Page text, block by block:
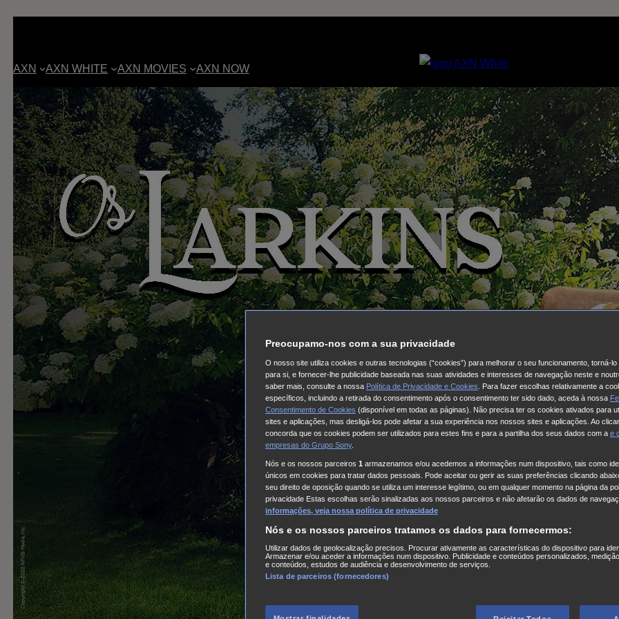
AXN AXN WHITE AXN MOVIES AXN NOW
Preocupamo-nos com a sua privacidade
O nosso site utiliza cookies e outras tecnologias (“cookies”) para melhorar o seu funcionamento, torná-
para si, e fornecer-lhe publicidade baseada nas suas atividades e interesses de navegação neste e
saber mais, consulte a nossa Política de Privacidade e Cookies . Para fazer escolhas relativamente a
específicos, incluindo a retirada do consentimento após o consentimento ter sido dado, aceda à nossa
Consentimento de Cookies (disponível em todas as páginas). Não precisa ter os cookies ativados para
sites e aplicações, mas desligá-los pode afetar a sua experiência nos nossos sites e aplicações. Ao
concorda que os cookies podem ser utilizados para estes fins e para a partilha dos seus dados com a e
empresas do Grupo Sony.
Nós e os nossos parceiros 1 armazenamos e/ou acedemos a informações num dispositivo, tais como
únicos em cookies para tratar dados pessoais. Pode aceitar ou gerir as suas preferências clicando
seu direito de oposição quando se utiliza um interesse legítimo, ou em qualquer momento na página da
privacidade Estas escolhas serão sinalizadas aos nossos parceiros e não afetarão os dados de
informações, veja nossa política de privacidade
Nós e os nossos parceiros tratamos os dados para fornecermos:
Utilizar dados de geolocalização precisos. Procurar ativamente as características do dispositivo para
Armazenar e/ou aceder a informações num dispositivo. Publicidade e conteúdos personalizados,
e conteúdos, estudos de audiência e desenvolvimento de serviços.
Lista de parceiros (fornecedores)